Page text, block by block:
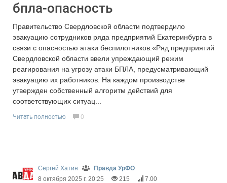
бпла-опасность
Правительство Свердловской области подтвердило
эвакуацию сотрудников ряда предприятий Екатеринбурга в
связи с опасностью атаки беспилотников.«Ряд предприятий
Свердловской области ввели упреждающий режим
реагирования на угрозу атаки БПЛА, предусматривающий
эвакуацию их работников. На каждом производстве
утвержден собственный алгоритм действий для
соответствующих ситуац...
Читать полностью 0
Сергей Хатин
Правда УрФО
8 октября 2025 г. 20:25
215 7.00